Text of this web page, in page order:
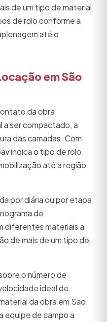
de um tipo de material,
de rolo conforme a
até o
em São
da obra
a ser compactado, a
das camadas. Com
indica o tipo de rolo
até a região
por diária ou por etapa
de
diferentes materiais a
de mais de um tipo de
o número de
ideal de
da obra em São
equipe de campo a